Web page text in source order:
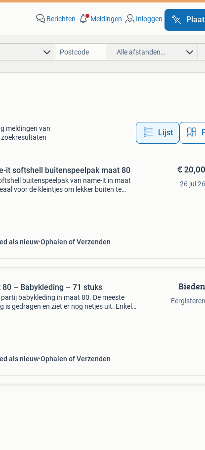
Berichten Meldingen Inloggen
Alle afstanden…
meldingen van
zoekresultaten
Lijst
it softshell buitenspeelpak maat 80
buitenspeelpak van name-it in maat
voor de kleintjes om lekker buiten te
als nieuw Ophalen of Verzenden
€ 20,00
26 jul 26
80 – Babykleding – 71 stuks
babykleding in maat 80. De meeste
is gedragen en ziet er nog netjes uit. Enkele
als nieuw Ophalen of Verzenden
Bieden
Eergisteren